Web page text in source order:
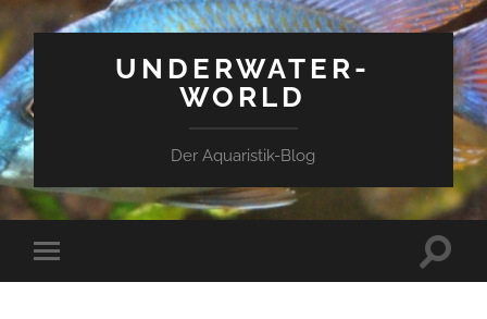
UNDERWATER-
WORLD
Der Aquaristik-Blog
Mobile-
Menü